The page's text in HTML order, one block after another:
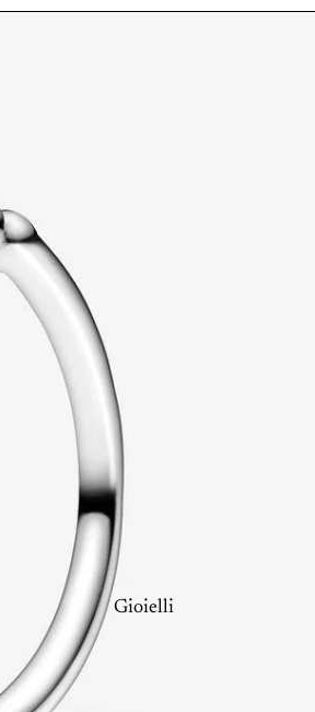
Gioielli